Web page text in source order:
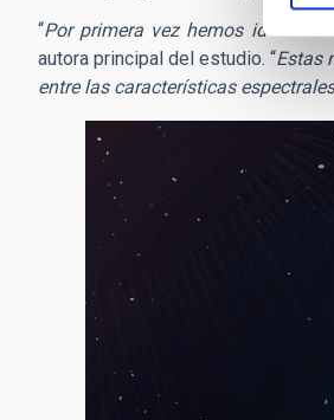
“Por primera vez hemos
autora principal del estudio. “Estas
entre las características